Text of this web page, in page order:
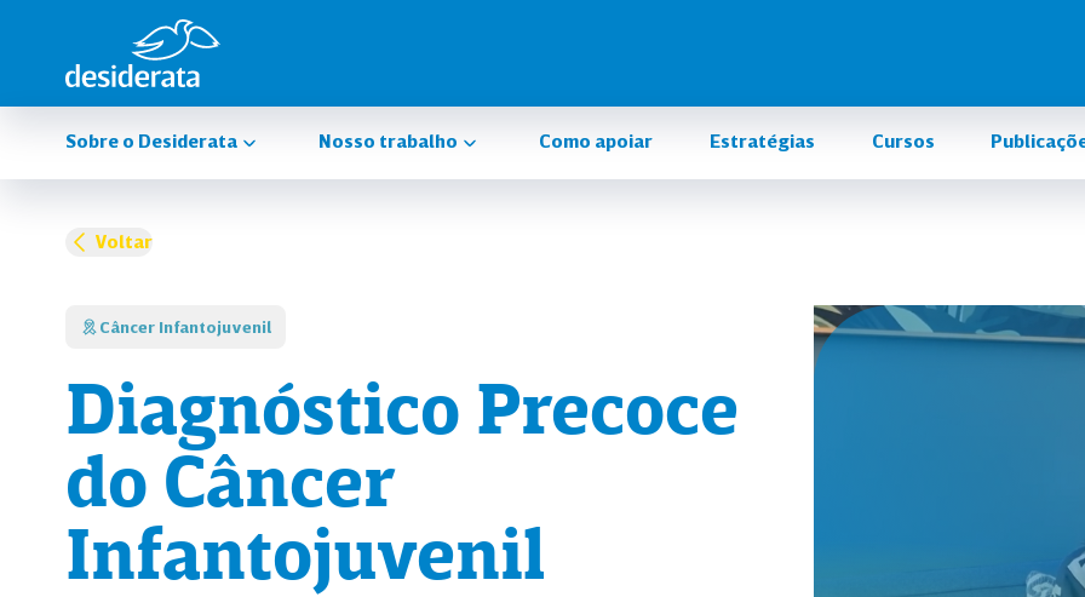
Sobre o Desiderata Nosso trabalho Como apoiar Estratégias Cursos
Voltar
Câncer Infantojuvenil
Diagnóstico Precoce
do Câncer
Infantojuvenil